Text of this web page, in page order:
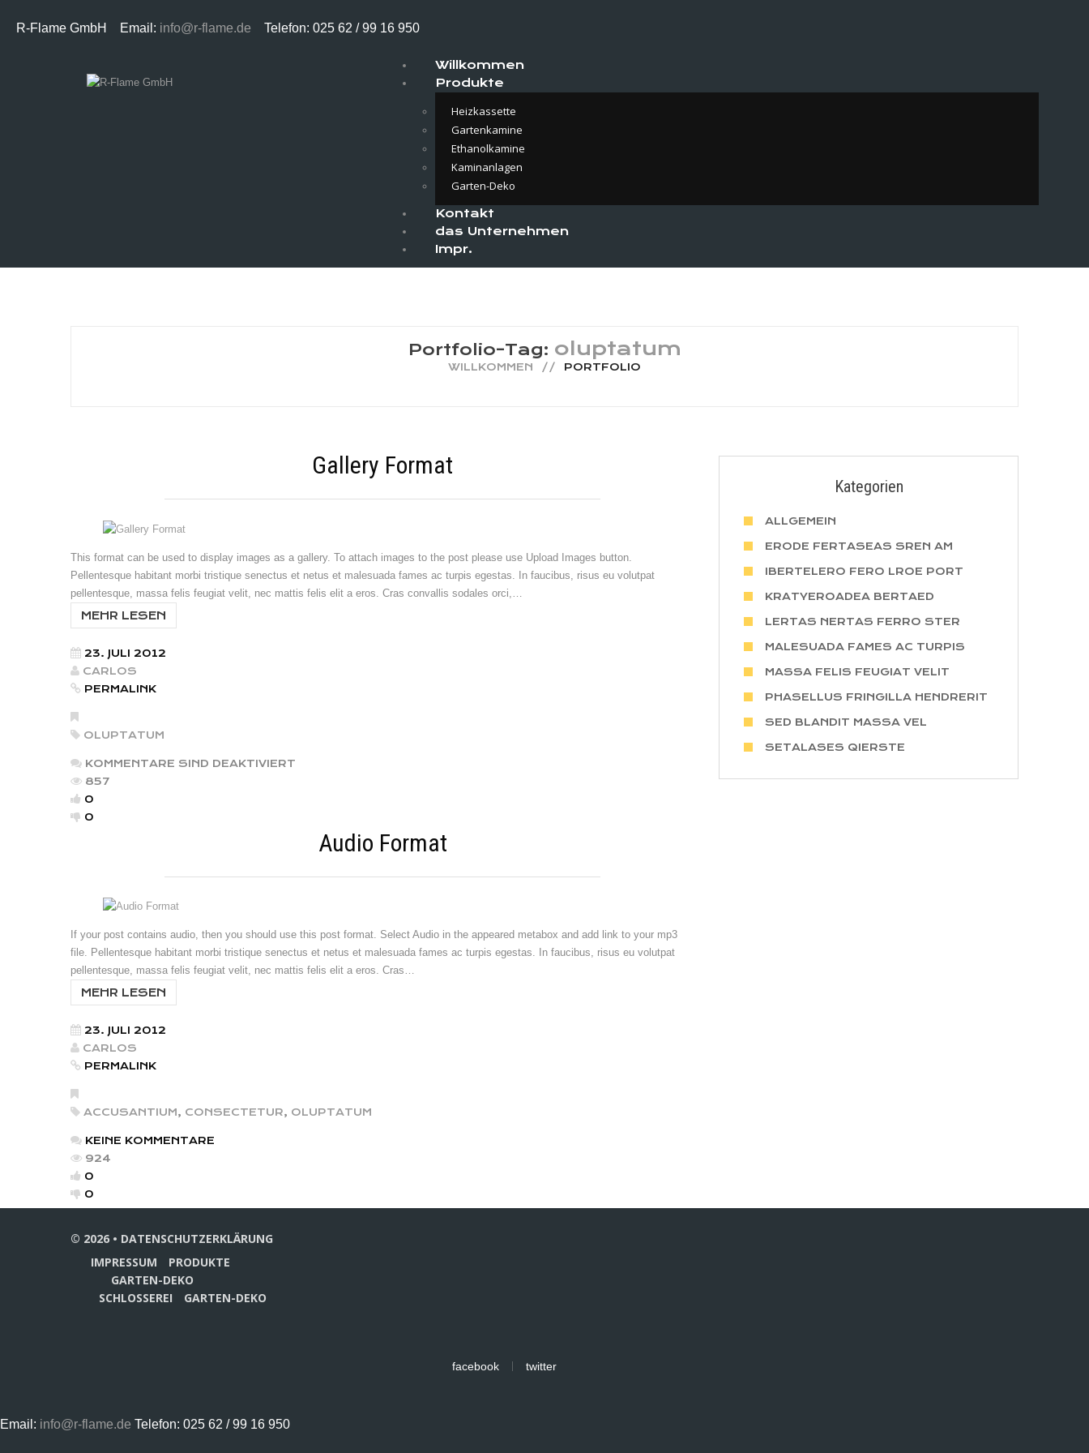
R-Flame GmbH Email: info@r-flame.de Telefon: 025 62 / 99 16 950
Willkommen
Produkte
Heizkassette
Gartenkamine
Ethanolkamine
Kaminanlagen
Garten-Deko
Kontakt
das Unternehmen
Impr.
Portfolio-Tag: oluptatum
WILLKOMMEN PORTFOLIO
Gallery Format
This format can be used to display images as a gallery. To attach images to the post please use Upload Images button.
Pellentesque habitant morbi tristique senectus et netus et malesuada fames ac turpis egestas. In faucibus, risus eu volutpat
pellentesque, massa felis feugiat velit, nec mattis felis elit a eros. Cras convallis sodales orci,…
MEHR LESEN
23. JULI 2012
CARLOS
PERMALINK
OLUPTATUM
KOMMENTARE SIND DEAKTIVIERT
857
0
0
Audio Format
If your post contains audio, then you should use this post format. Select Audio in the appeared metabox and add link to your mp3
file. Pellentesque habitant morbi tristique senectus et netus et malesuada fames ac turpis egestas. In faucibus, risus eu volutpat
pellentesque, massa felis feugiat velit, nec mattis felis elit a eros. Cras…
MEHR LESEN
23. JULI 2012
CARLOS
PERMALINK
ACCUSANTIUM, CONSECTETUR, OLUPTATUM
KEINE KOMMENTARE
924
0
0
Kategorien
ALLGEMEIN
ERODE FERTASEAS SREN AM
IBERTELERO FERO LROE PORT
KRATYEROADEA BERTAED
LERTAS NERTAS FERRO STER
MALESUADA FAMES AC TURPIS
MASSA FELIS FEUGIAT VELIT
PHASELLUS FRINGILLA HENDRERIT
SED BLANDIT MASSA VEL
SETALASES QIERSTE
© 2026 • DATENSCHUTZERKLÄRUNG
IMPRESSUM
PRODUKTE
GARTEN-DEKO
SCHLOSSEREI
GARTEN-DEKO
facebook twitter
Email: info@r-flame.de Telefon: 025 62 / 99 16 950